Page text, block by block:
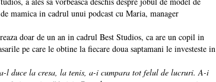
mamica in cadrul unui podcast cu Maria, manager
doar de un an in cadrul Best Studios, ca are un copil in
pe care le obtine la fiecare doua saptamani le investeste in
l duce la cresa, la tenis, a-i cumpara tot felul de lucruri. A-i